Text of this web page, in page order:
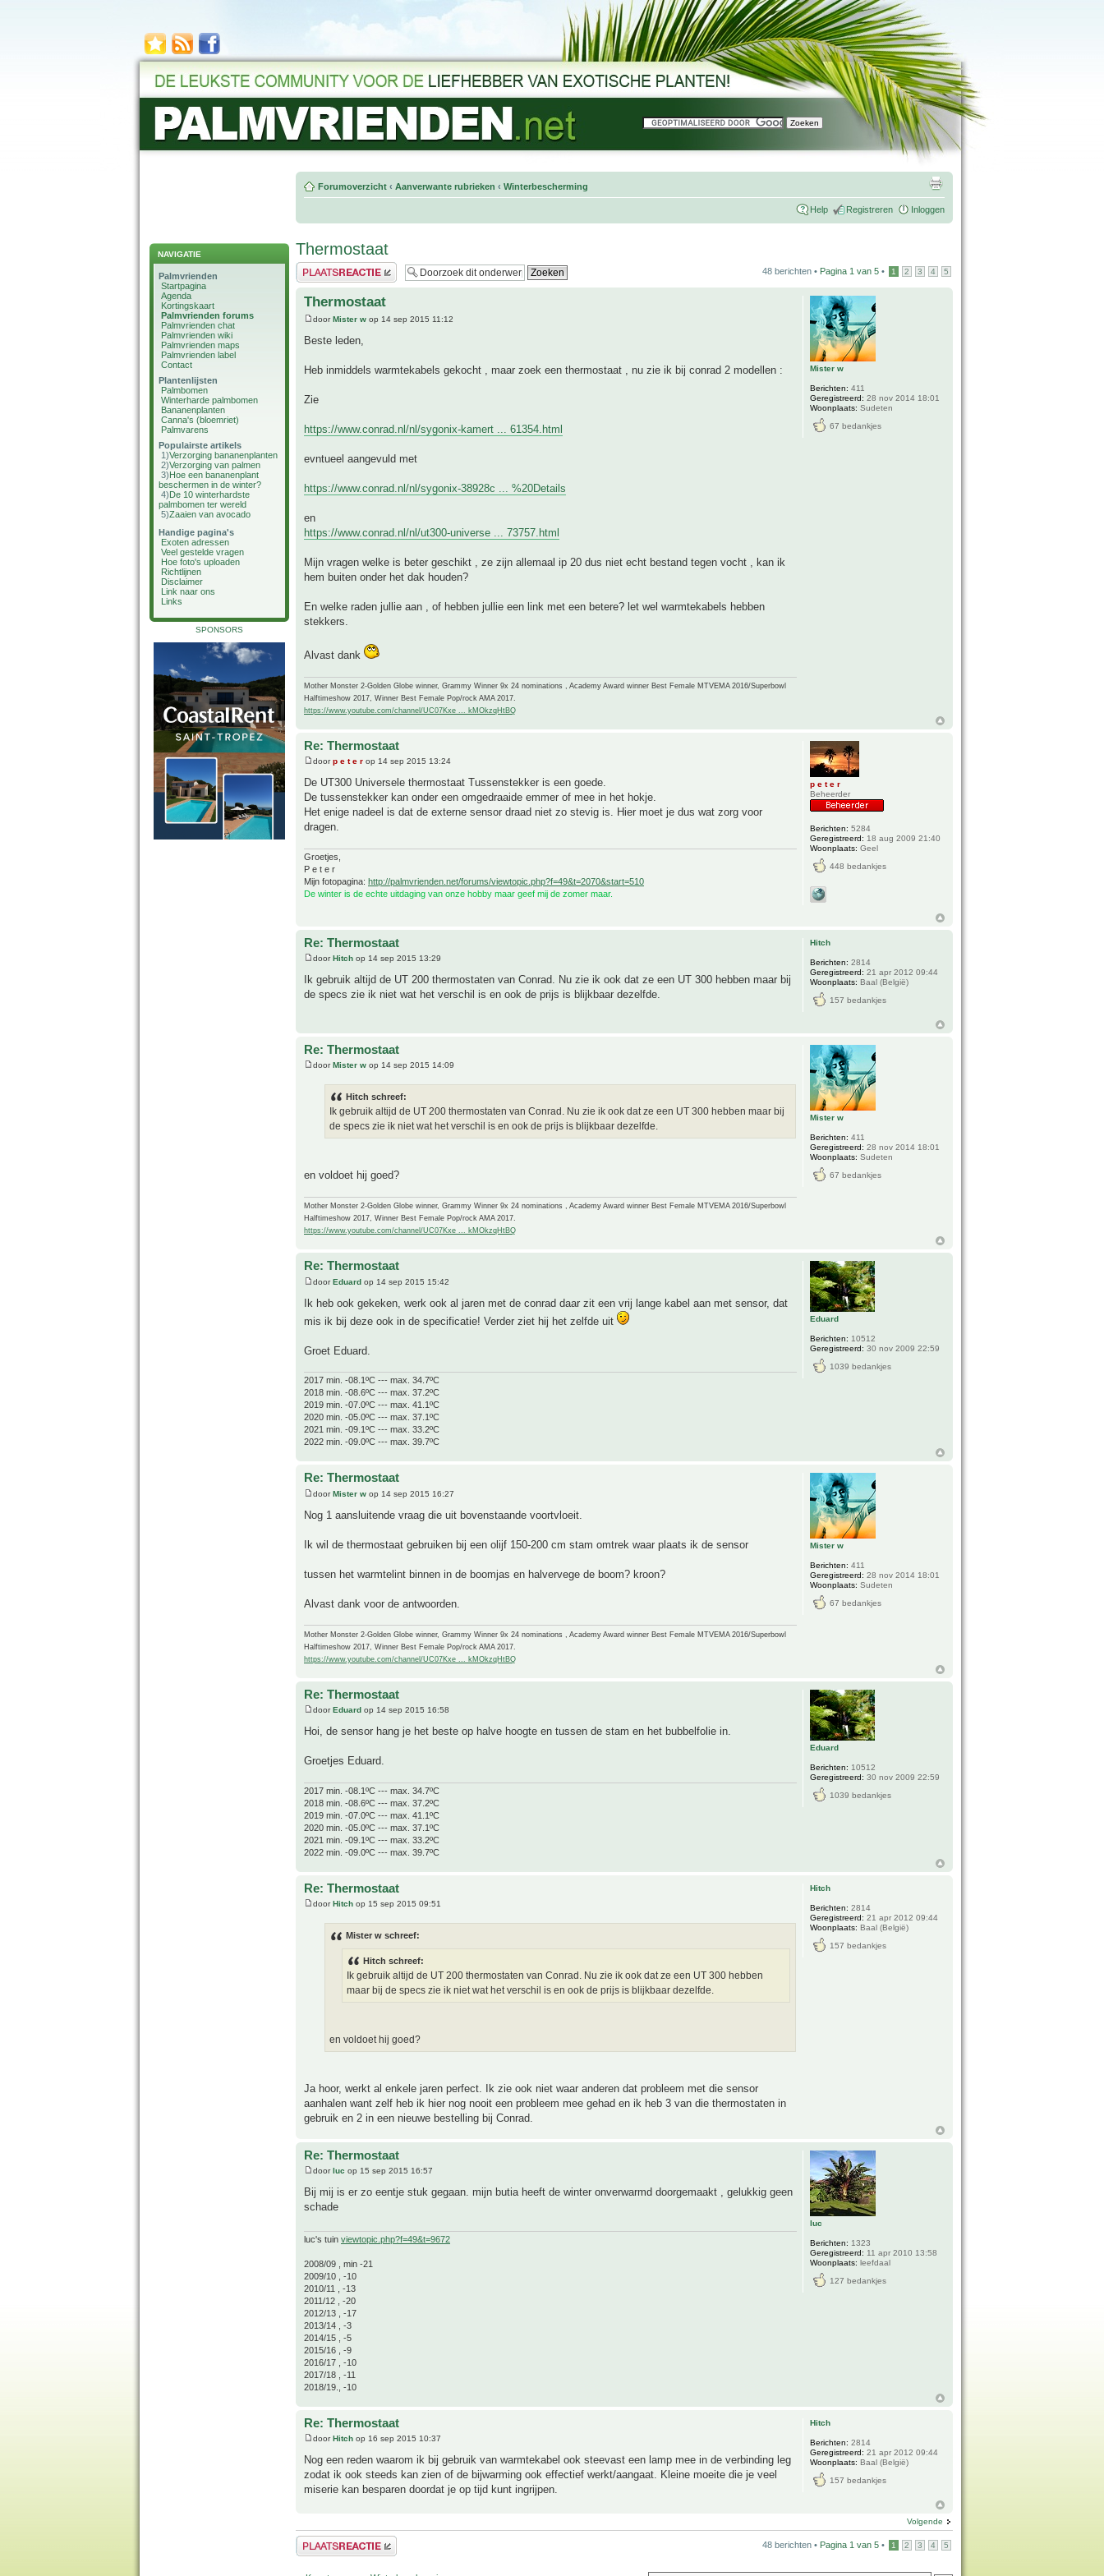
NAVIGATIE
Palmvrienden
Startpagina
Agenda
Kortingskaart
Palmvrienden forums
Palmvrienden chat
Palmvrienden wiki
Palmvrienden maps
Palmvrienden label
Contact
Plantenlijsten
Palmbomen
Winterharde palmbomen
Bananenplanten
Canna's (bloemriet)
Palmvarens
Populairste artikels
1)Verzorging bananenplanten
2)Verzorging van palmen
3)Hoe een bananenplant
beschermen in de winter?
4)De 10 winterhardste
palmbomen ter wereld
5)Zaaien van avocado
Handige pagina's
Exoten adressen
Veel gestelde vragen
Hoe foto's uploaden
Richtlijnen
Disclaimer
Link naar ons
Links
SPONSORS
Forumoverzicht ‹ Aanverwante rubrieken ‹ Winterbescherming
Help Registreren Inloggen
Thermostaat
Plaats een reactie 48 berichten • Pagina 1 van 5 • 1 2 3 4 5
Thermostaat
doorMister w op 14 sep 2015 11:12
Beste leden,
Heb inmiddels warmtekabels gekocht , maar zoek een thermostaat , nu zie ik bij conrad 2 modellen :
Zie
https://www.conrad.nl/nl/sygonix-kamert ... 61354.html
evntueel aangevuld met
https://www.conrad.nl/nl/sygonix-38928c ... %20Details
en
https://www.conrad.nl/nl/ut300-universe ... 73757.html
Mijn vragen welke is beter geschikt , ze zijn allemaal ip 20 dus niet echt bestand tegen vocht , kan ik
hem buiten onder het dak houden?
En welke raden jullie aan , of hebben jullie een link met een betere? let wel warmtekabels hebben
stekkers.
Alvast dank
Mother Monster 2-Golden Globe winner, Grammy Winner 9x 24 nominations , Academy Award winner Best Female MTVEMA 2016/Superbowl
Halftimeshow 2017, Winner Best Female Pop/rock AMA 2017.
https://www.youtube.com/channel/UC07Kxe ... kMOkzqHtBQ
Mister w
Berichten: 411
Geregistreerd: 28 nov 2014 18:01
Woonplaats: Sudeten
67 bedankjes
Re: Thermostaat
doorp e t e r op 14 sep 2015 13:24
De UT300 Universele thermostaat Tussenstekker is een goede.
De tussenstekker kan onder een omgedraaide emmer of mee in het hokje.
Het enige nadeel is dat de externe sensor draad niet zo stevig is. Hier moet je dus wat zorg voor
dragen.
Groetjes,
P e t e r
Mijn fotopagina: http://palmvrienden.net/forums/viewtopic.php?f=49&t=2070&start=510
De winter is de echte uitdaging van onze hobby maar geef mij de zomer maar.
p e t e r
Beheerder
Berichten: 5284
Geregistreerd: 18 aug 2009 21:40
Woonplaats: Geel
448 bedankjes
Re: Thermostaat
doorHitch op 14 sep 2015 13:29
Ik gebruik altijd de UT 200 thermostaten van Conrad. Nu zie ik ook dat ze een UT 300 hebben maar bij
de specs zie ik niet wat het verschil is en ook de prijs is blijkbaar dezelfde.
Hitch
Berichten: 2814
Geregistreerd: 21 apr 2012 09:44
Woonplaats: Baal (België)
157 bedankjes
Re: Thermostaat
doorMister w op 14 sep 2015 14:09
Hitch schreef:
Ik gebruik altijd de UT 200 thermostaten van Conrad. Nu zie ik ook dat ze een UT 300 hebben maar bij
de specs zie ik niet wat het verschil is en ook de prijs is blijkbaar dezelfde.
en voldoet hij goed?
Mother Monster 2-Golden Globe winner, Grammy Winner 9x 24 nominations , Academy Award winner Best Female MTVEMA 2016/Superbowl
Halftimeshow 2017, Winner Best Female Pop/rock AMA 2017.
https://www.youtube.com/channel/UC07Kxe ... kMOkzqHtBQ
Mister w
Berichten: 411
Geregistreerd: 28 nov 2014 18:01
Woonplaats: Sudeten
67 bedankjes
Re: Thermostaat
doorEduard op 14 sep 2015 15:42
Ik heb ook gekeken, werk ook al jaren met de conrad daar zit een vrij lange kabel aan met sensor, dat
mis ik bij deze ook in de specificatie! Verder ziet hij het zelfde uit
Groet Eduard.
2017 min. -08.1ºC --- max. 34.7ºC
2018 min. -08.6ºC --- max. 37.2ºC
2019 min. -07.0ºC --- max. 41.1ºC
2020 min. -05.0ºC --- max. 37.1ºC
2021 min. -09.1ºC --- max. 33.2ºC
2022 min. -09.0ºC --- max. 39.7ºC
Eduard
Berichten: 10512
Geregistreerd: 30 nov 2009 22:59
1039 bedankjes
Re: Thermostaat
doorMister w op 14 sep 2015 16:27
Nog 1 aansluitende vraag die uit bovenstaande voortvloeit.
Ik wil de thermostaat gebruiken bij een olijf 150-200 cm stam omtrek waar plaats ik de sensor
tussen het warmtelint binnen in de boomjas en halvervege de boom? kroon?
Alvast dank voor de antwoorden.
Mother Monster 2-Golden Globe winner, Grammy Winner 9x 24 nominations , Academy Award winner Best Female MTVEMA 2016/Superbowl
Halftimeshow 2017, Winner Best Female Pop/rock AMA 2017.
https://www.youtube.com/channel/UC07Kxe ... kMOkzqHtBQ
Mister w
Berichten: 411
Geregistreerd: 28 nov 2014 18:01
Woonplaats: Sudeten
67 bedankjes
Re: Thermostaat
doorEduard op 14 sep 2015 16:58
Hoi, de sensor hang je het beste op halve hoogte en tussen de stam en het bubbelfolie in.
Groetjes Eduard.
2017 min. -08.1ºC --- max. 34.7ºC
2018 min. -08.6ºC --- max. 37.2ºC
2019 min. -07.0ºC --- max. 41.1ºC
2020 min. -05.0ºC --- max. 37.1ºC
2021 min. -09.1ºC --- max. 33.2ºC
2022 min. -09.0ºC --- max. 39.7ºC
Eduard
Berichten: 10512
Geregistreerd: 30 nov 2009 22:59
1039 bedankjes
Re: Thermostaat
doorHitch op 15 sep 2015 09:51
Mister w schreef:
Hitch schreef:
Ik gebruik altijd de UT 200 thermostaten van Conrad. Nu zie ik ook dat ze een UT 300 hebben
maar bij de specs zie ik niet wat het verschil is en ook de prijs is blijkbaar dezelfde.
en voldoet hij goed?
Ja hoor, werkt al enkele jaren perfect. Ik zie ook niet waar anderen dat probleem met die sensor
aanhalen want zelf heb ik hier nog nooit een probleem mee gehad en ik heb 3 van die thermostaten in
gebruik en 2 in een nieuwe bestelling bij Conrad.
Hitch
Berichten: 2814
Geregistreerd: 21 apr 2012 09:44
Woonplaats: Baal (België)
157 bedankjes
Re: Thermostaat
doorluc op 15 sep 2015 16:57
Bij mij is er zo eentje stuk gegaan. mijn butia heeft de winter onverwarmd doorgemaakt , gelukkig geen
schade
luc's tuin viewtopic.php?f=49&t=9672
2008/09 , min -21
2009/10 , -10
2010/11 , -13
2011/12 , -20
2012/13 , -17
2013/14 , -3
2014/15 , -5
2015/16 , -9
2016/17 , -10
2017/18 , -11
2018/19., -10
luc
Berichten: 1323
Geregistreerd: 11 apr 2010 13:58
Woonplaats: leefdaal
127 bedankjes
Re: Thermostaat
doorHitch op 16 sep 2015 10:37
Nog een reden waarom ik bij gebruik van warmtekabel ook steevast een lamp mee in de verbinding leg
zodat ik ook steeds kan zien of de bijwarming ook effectief werkt/aangaat. Kleine moeite die je veel
miserie kan besparen doordat je op tijd kunt ingrijpen.
Hitch
Berichten: 2814
Geregistreerd: 21 apr 2012 09:44
Woonplaats: Baal (België)
157 bedankjes
Volgende
Plaats een reactie 48 berichten • Pagina 1 van 5 • 1 2 3 4 5